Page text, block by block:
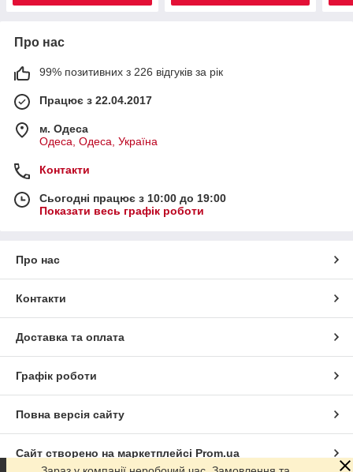
Про нас
99% позитивних з 226 відгуків за рік
Працює з 22.04.2017
м. Одеса
Одеса, Одеса, Україна
Контакти
Сьогодні працює з 10:00 до 19:00
Показати весь графік роботи
Про нас
Контакти
Доставка та оплата
Графік роботи
Повна версія сайту
Сайт створено на маркетплейсі Prom.ua